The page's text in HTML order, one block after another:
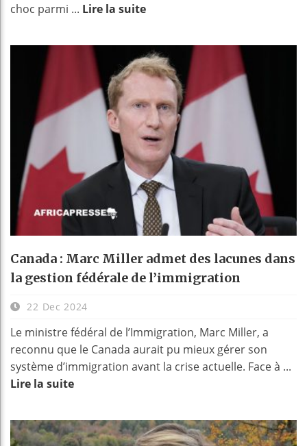
choc parmi ... Lire la suite
Canada : Marc Miller admet des lacunes dans
la gestion fédérale de l’immigration
22 Dec 2024
Le ministre fédéral de l’Immigration, Marc Miller, a
reconnu que le Canada aurait pu mieux gérer son
système d’immigration avant la crise actuelle. Face à ...
Lire la suite